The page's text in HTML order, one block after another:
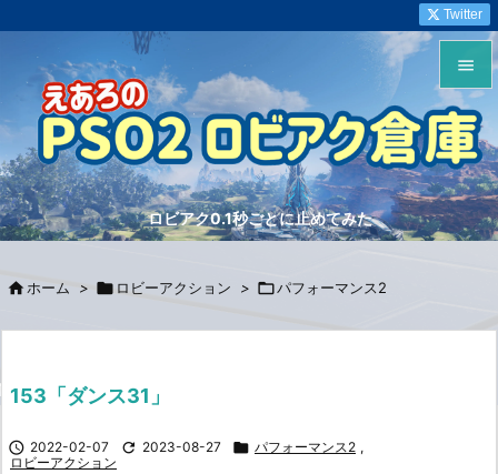
ロビアク0.1秒ごとに止めてみた


メニュ

サイド


Twitter
 ホーム >  ロビーアクション > パフォーマンス2
153「ダンス31」
 2022-02-07  2023-08-27  パフォーマンス2 ,
ロビーアクション